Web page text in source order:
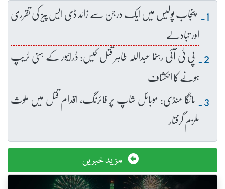
پنجاب پولیس میں ایک درجن سے زائد ڈی ایس پیز کی تقرری
اور تبادلے
پی ٹی آئی رہنما عبداللہ طاہر قتل کیس: ڈرائیور کے ہنی ٹریپ
ہونے کا انکشاف
مانگا منڈی: موبائل شاپ پر فائرنگ، اقدام قتل میں ملوث
ملزم گرفتار
مزید خبریں